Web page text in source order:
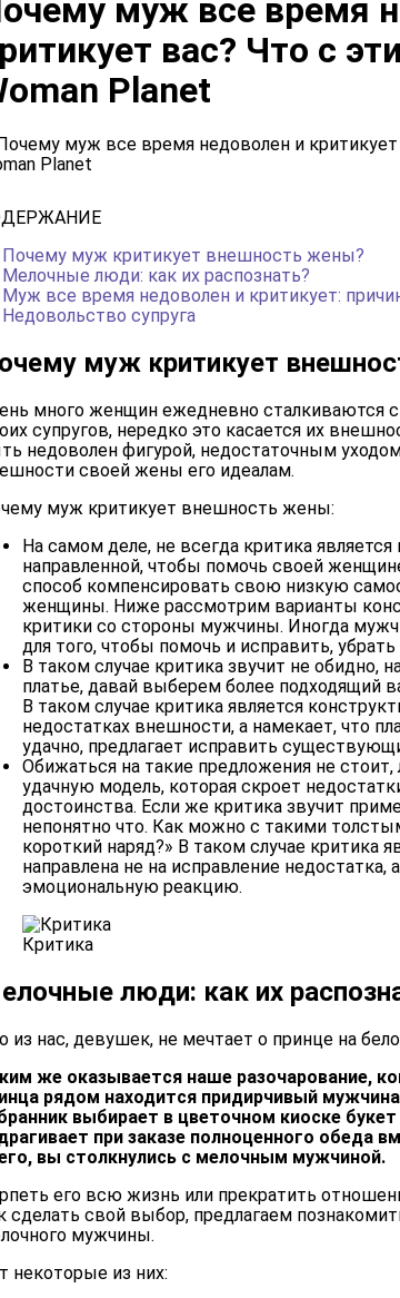
муж все время
вас? Что с
Planet
Почему муж критикует внешность жены?
Мелочные люди: как их распознать?
Муж все время недоволен и критикует:
Недовольство супруга
муж критикует
много женщин ежедневно сталкиваются
супругов, нередко это касается их
недоволен фигурой, недостаточным
своей жены его идеалам.
муж критикует внешность жены:
На самом деле, не всегда критика является
направленной, чтобы помочь своей
способ компенсировать свою низкую
женщины. Ниже рассмотрим варианты
критики со стороны мужчины. Иногда
для того, чтобы помочь и исправить,
В таком случае критика звучит не обидно,
платье, давай выберем более подходящий
В таком случае критика является
недостатках внешности, а намекает, что
удачно, предлагает исправить
Обижаться на такие предложения не
удачную модель, которая скроет
достоинства. Если же критика звучит
непонятно что. Как можно с такими
короткий наряд?» В таком случае критика
направлена не на исправление
эмоциональную реакцию.
Критика
люди: как их
из нас, девушек, не мечтает о принце на
же оказывается наше разочарование,
рядом находится придирчивый
выбирает в цветочном киоске
при заказе полноценного обеда
вы столкнулись с мелочным мужчиной.
его всю жизнь или прекратить
сделать свой выбор, предлагаем
мужчины.
некоторые из них: